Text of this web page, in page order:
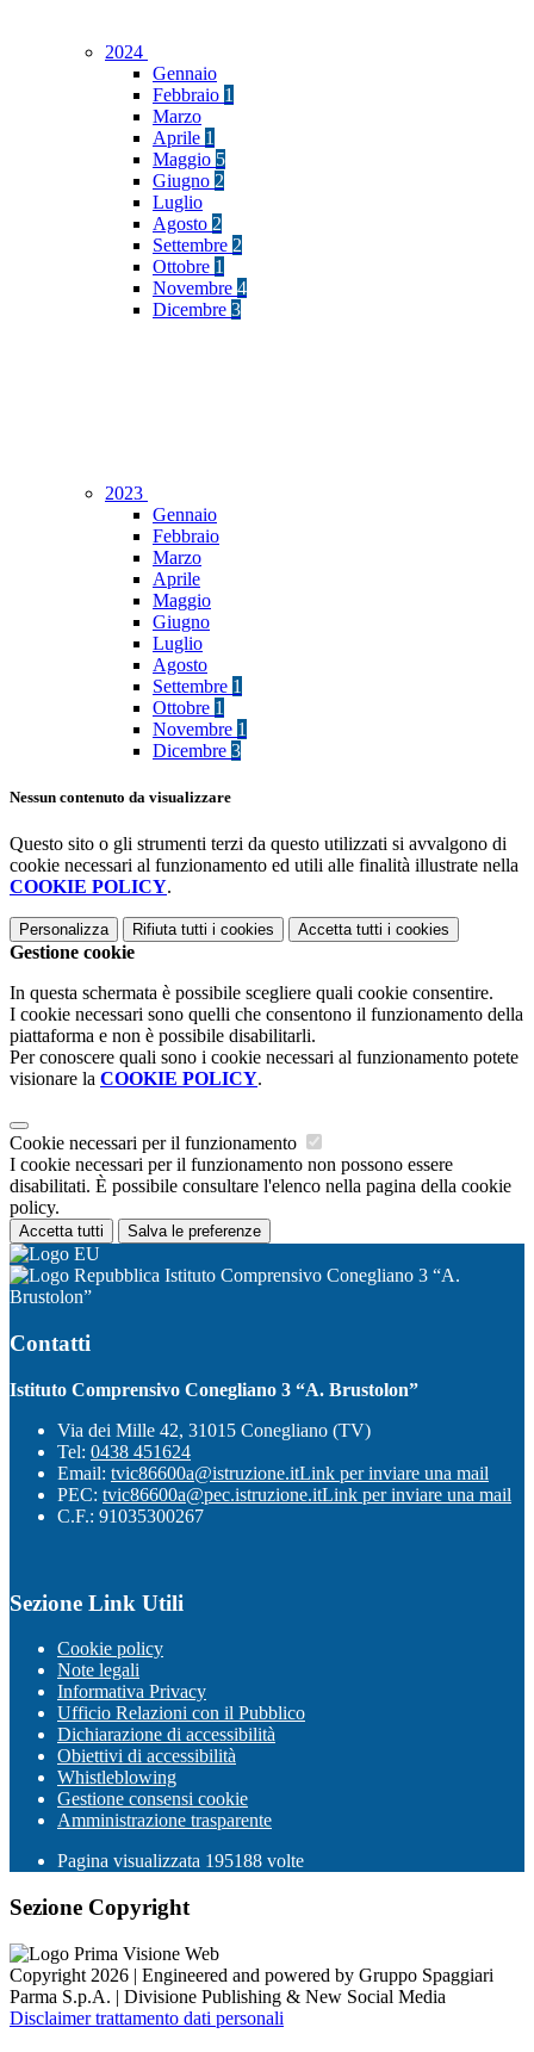
2024
Gennaio
Febbraio 1
Marzo
Aprile 1
Maggio 5
Giugno 2
Luglio
Agosto 2
Settembre 2
Ottobre 1
Novembre 4
Dicembre 3
2023
Gennaio
Febbraio
Marzo
Aprile
Maggio
Giugno
Luglio
Agosto
Settembre 1
Ottobre 1
Novembre 1
Dicembre 3
Nessun contenuto da visualizzare
Questo sito o gli strumenti terzi da questo utilizzati si avvalgono di
cookie necessari al funzionamento ed utili alle finalità illustrate nella
COOKIE POLICY.
Personalizza Rifiuta tutti i cookies Accetta tutti i cookies
Gestione cookie
In questa schermata è possibile scegliere quali cookie consentire.
I cookie necessari sono quelli che consentono il funzionamento della
piattaforma e non è possibile disabilitarli.
Per conoscere quali sono i cookie necessari al funzionamento potete
visionare la COOKIE POLICY.
Cookie necessari per il funzionamento
I cookie necessari per il funzionamento non possono essere
disabilitati. È possibile consultare l'elenco nella pagina della cookie
policy.
Accetta tutti Salva le preferenze
Istituto Comprensivo Conegliano 3 “A.
Brustolon”
Contatti
Istituto Comprensivo Conegliano 3 “A. Brustolon”
Via dei Mille 42, 31015 Conegliano (TV)
Tel: 0438 451624
Email: tvic86600a@istruzione.itLink per inviare una mail
PEC: tvic86600a@pec.istruzione.itLink per inviare una mail
C.F.: 91035300267
Sezione Link Utili
Cookie policy
Note legali
Informativa Privacy
Ufficio Relazioni con il Pubblico
Dichiarazione di accessibilità
Obiettivi di accessibilità
Whistleblowing
Gestione consensi cookie
Amministrazione trasparente
Pagina visualizzata 195188 volte
Sezione Copyright
Copyright 2026 | Engineered and powered by Gruppo Spaggiari
Parma S.p.A. | Divisione Publishing & New Social Media
Disclaimer trattamento dati personali